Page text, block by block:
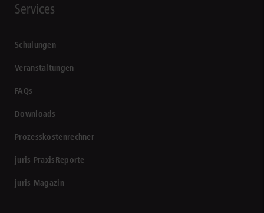
Services
Schulungen
Veranstaltungen
FAQs
Downloads
Prozesskostenrechner
juris PraxisReporte
juris Magazin